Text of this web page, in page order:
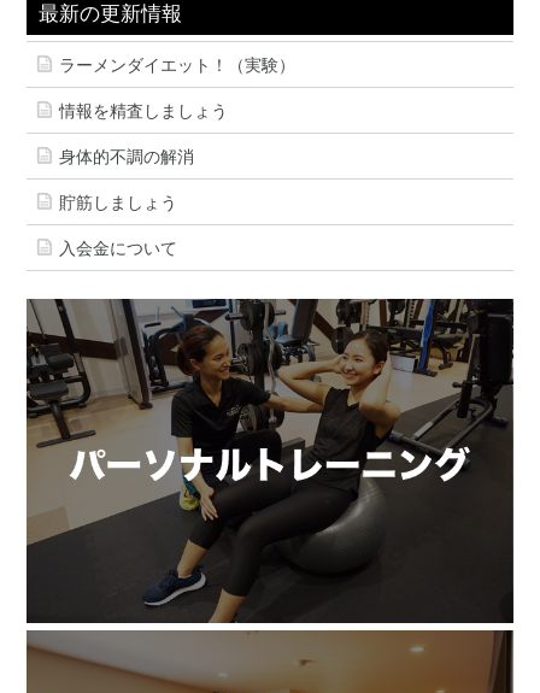
最新の更新情報
ラーメンダイエット！（実験）
情報を精査しましょう
身体的不調の解消
貯筋しましょう
入会金について